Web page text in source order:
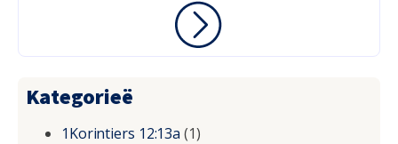
Kategorieë
1Korintiers 12:13a (1)